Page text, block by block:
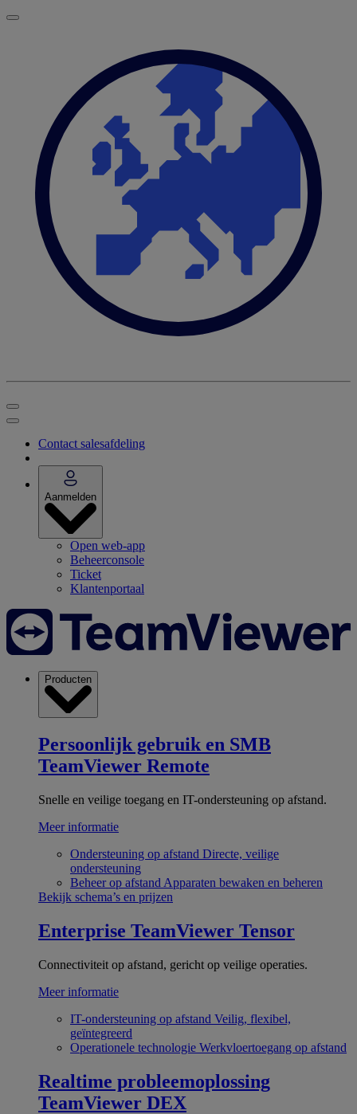
Contact salesafdeling
Aanmelden
Open web-app
Beheerconsole
Ticket
Klantenportaal
Producten
Persoonlijk gebruik en SMB
TeamViewer Remote
Snelle en veilige toegang en IT-ondersteuning op afstand.
Meer informatie
Ondersteuning op afstand Directe, veilige
ondersteuning
Beheer op afstand Apparaten bewaken en beheren
Bekijk schema’s en prijzen
Enterprise TeamViewer Tensor
Connectiviteit op afstand, gericht op veilige operaties.
Meer informatie
IT-ondersteuning op afstand Veilig, flexibel,
geïntegreerd
Operationele technologie Werkvloertoegang op afstand
Realtime probleemoplossing
TeamViewer DEX